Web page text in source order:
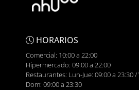
HORARIOS
Comercial: 10:00 a 22:00
Hipermercado: 09:00 a 22:00
Restaurantes: Lun-Jue: 09:00 a 23:30
Dom: 09:00 a 23:30